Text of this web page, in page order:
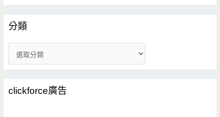
分類
類
clickforce廣告